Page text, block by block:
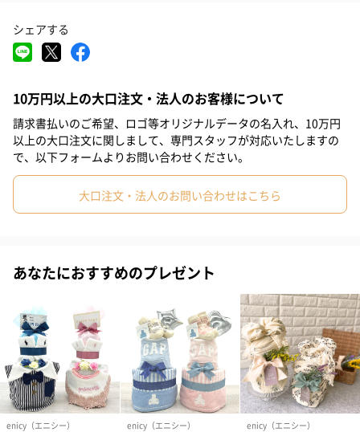
青をベースとした男の子向けのおむつケーキです。
ピンクをベースとした女の子向けのおむつケーキです。
スニーカーデザインのソックスは安心安全の日本製。コットン
100%で優しい色合いが特徴です。新生児〜6ヶ月くらいのお子様
が着用できる7〜9cmをお届けします。
シェアする
10万円以上の大口注文・法人のお客様について
請求書払いのご希望、ロゴ等オリジナルデータの名入れ、10万円
以上の大口注文に関しまして、専門スタッフが対応いたしますの
で、以下フォームよりお問い合わせください。
大口注文・法人のお問い合わせはこちら
あなたにおすすめのプレゼント